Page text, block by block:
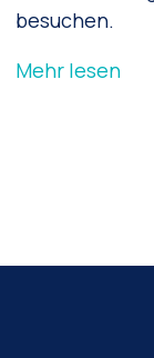
besuchen.
Mehr lesen